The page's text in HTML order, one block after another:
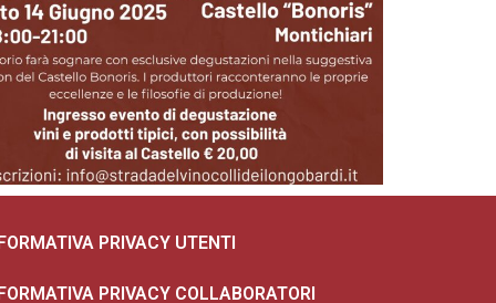
PRIVACY UTENTI
PRIVACY COLLABORATORI